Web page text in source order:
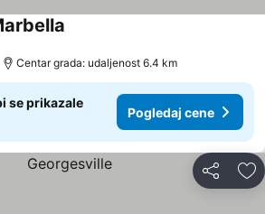
Centar grada: udaljenost 6.4 km
se prikazale
Pogledaj cene
Deli